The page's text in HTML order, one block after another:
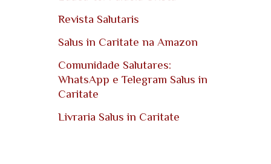
Revista Salutaris
Salus in Caritate na Amazon
Comunidade Salutares:
WhatsApp e Telegram Salus in
Caritate
Livraria Salus in Caritate